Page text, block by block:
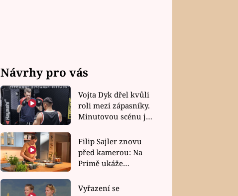
Návrhy pro vás
Vojta Dyk dřel kvůli
roli mezi zápasníky.
Minutovou scénu jel
Filip Sajler znovu
před kamerou: Na
Primě ukáže
rychlé recepty
Vyřazení se